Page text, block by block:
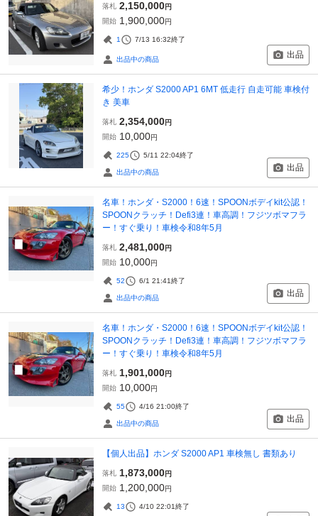
落札 2,150,000円
開始 1,900,000円
1 7/13 16:32終了
出品中の商品 出品
希少！ホンダ S2000 AP1 6MT 低走行 自走可能 車検付
き 美車
落札 2,354,000円
開始 10,000円
225 5/11 22:04終了
出品中の商品 出品
名車！ホンダ・S2000！6速！SPOONボデイkit公認！
SPOONクラッチ！Defi3連！車高調！フジツボマフラ
ー！すぐ乗り！車検令和8年5月
落札 2,481,000円
開始 10,000円
52 6/1 21:41終了
出品中の商品 出品
名車！ホンダ・S2000！6速！SPOONボデイkit公認！
SPOONクラッチ！Defi3連！車高調！フジツボマフラ
ー！すぐ乗り！車検令和8年5月
落札 1,901,000円
開始 10,000円
55 4/16 21:00終了
出品中の商品 出品
【個人出品】ホンダ S2000 AP1 車検無し 書類あり
落札 1,873,000円
開始 1,200,000円
13 4/10 22:01終了